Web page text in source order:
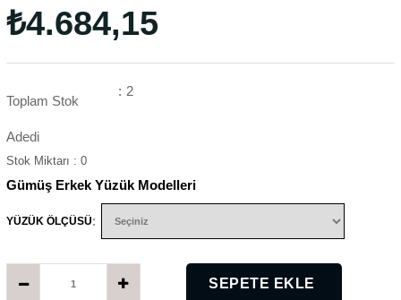
₺4.684,15
Toplam Stok
Adedi
: 2
Stok Miktarı : 0
Gümüş Erkek Yüzük Modelleri
YÜZÜK ÖLÇÜSÜ: